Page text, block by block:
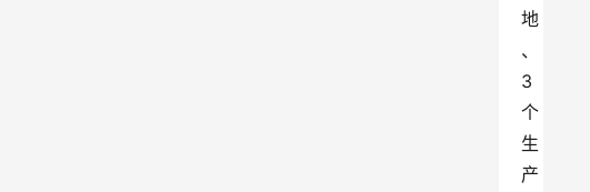
地
、
3
个
生
产